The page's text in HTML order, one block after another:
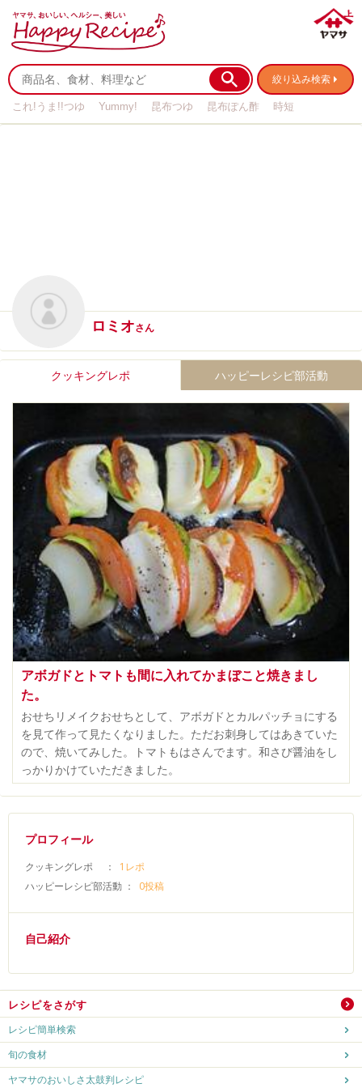
絞り込み検索
これ!うま!!つゆ Yummy! 昆布つゆ 昆布ぽん酢
時短
ロミオさん
クッキングレポ ハッピーレシピ部活動
アボガドとトマトも間に入れてかまぼこと焼きまし
た。
おせちリメイクおせちとして、アボガドとカルパッチョにする
を見て作って見たくなりました。ただお刺身してはあきていた
ので、焼いてみした。トマトもはさんでます。和さび醤油をし
っかりかけていただきました。
プロフィール
クッキングレポ ：
1レポ
ハッピーレシピ部活動 ：
0投稿
自己紹介
レシピをさがす
レシピ簡単検索
旬の食材
ヤマサのおいしさ太鼓判レシピ